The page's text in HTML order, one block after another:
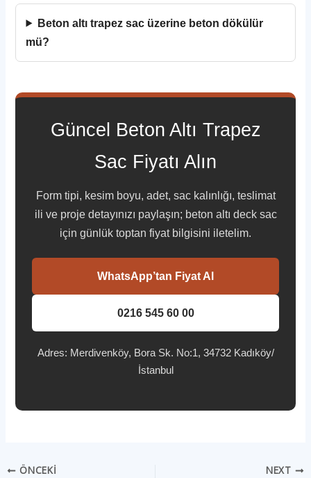
Beton altı trapez sac üzerine beton dökülür
mü?
Güncel Beton Altı Trapez
Sac Fiyatı Alın
Form tipi, kesim boyu, adet, sac kalınlığı, teslimat
ili ve proje detayınızı paylaşın; beton altı deck sac
için günlük toptan fiyat bilgisini iletelim.
WhatsApp’tan Fiyat Al
0216 545 60 00
Adres: Merdivenköy, Bora Sk. No:1, 34732 Kadıköy/
İstanbul
ÖNCEKI NEXT